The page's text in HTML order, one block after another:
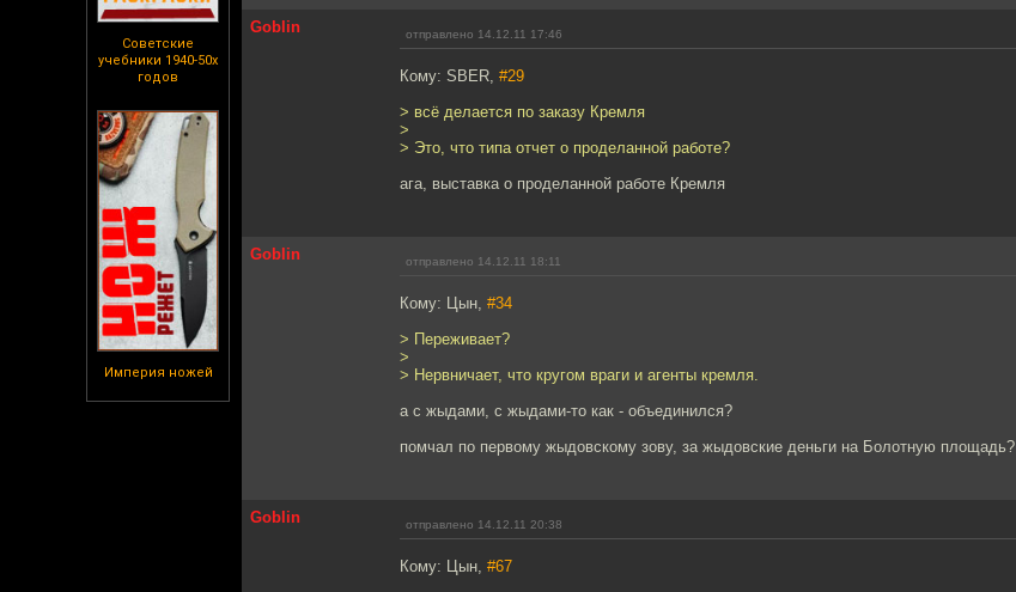
Советские
учебники 1940-50х
годов
Империя ножей
Goblin отправлено 14.12.11 17:46
Кому: SBER, #29
> всё делается по заказу Кремля
>
> Это, что типа отчет о проделанной работе?
ага, выставка о проделанной работе Кремля
Goblin отправлено 14.12.11 18:11
Кому: Цын, #34
> Переживает?
>
> Нервничает, что кругом враги и агенты кремля.
а с жыдами, с жыдами-то как - объединился?
помчал по первому жыдовскому зову, за жыдовские деньги на Болотную площадь?
Goblin отправлено 14.12.11 20:38
Кому: Цын, #67